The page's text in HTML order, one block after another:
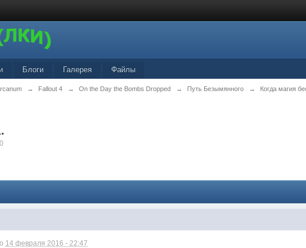
Блоги Галерея Файлы
→ Fallout 4 → On the Day the Bombs Dropped → Путь Безымянного → Когда магия
14 февраля 2016 - 22:47